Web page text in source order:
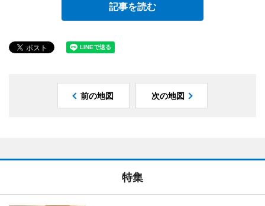
記事を読む
前の地図 次の地図
特集